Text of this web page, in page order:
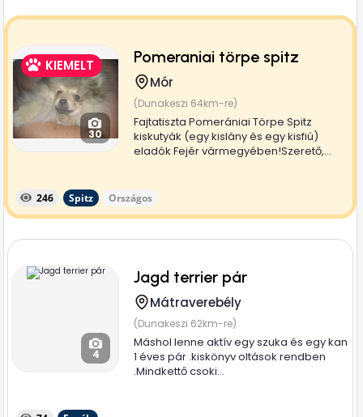
KIEMELT
30
Pomeraniai törpe spitz
Mór
(Dunakeszi 64km-re)
Fajtatiszta Pomerániai Törpe Spitz
kiskutyák (egy kislány és egy kisfiú)
eladók Fejér vármegyében!Szerető,...
246 Spitz Országos
4
Jagd terrier pár
Mátraverebély
(Dunakeszi 62km-re)
Máshol lenne aktív egy szuka és egy kan
1 éves pár .kiskönyv oltások rendben
.Mindkettő csoki...